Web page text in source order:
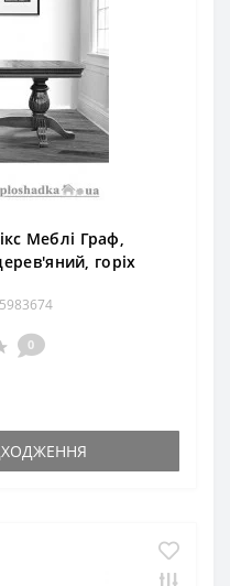
Меблі Граф,
горіх
0